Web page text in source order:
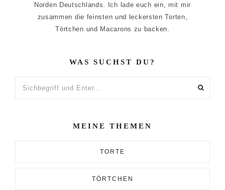
Norden Deutschlands. Ich lade euch ein, mit mir
zusammen die feinsten und leckersten Torten,
Törtchen und Macarons zu backen.
WAS SUCHST DU?
MEINE THEMEN
TORTE
TÖRTCHEN